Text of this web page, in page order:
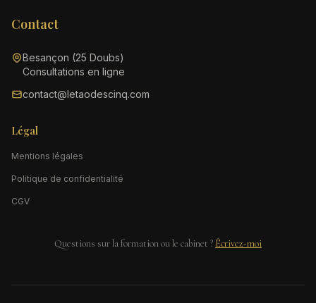
Contact
Besançon (25 Doubs)
Consultations en ligne
contact@letaodescinq.com
Légal
Mentions légales
Politique de confidentialité
CGV
Questions sur la formation ou le cabinet ? Écrivez-moi